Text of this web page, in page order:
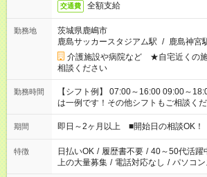
交通費 全額支給
勤務地
茨城県鹿嶋市
鹿島サッカースタジアム駅 / 鹿島神宮
介護施設や病院など ★自宅近くの
相談ください
勤務時間
【シフト例】 07:00～16:00 09:00～18:00
は一例です！その他シフトもご相談くだ
期間 即日～2ヶ月以上 ■開始日の相談OK！
特徴 日払いOK / 履歴書不要 / 40～50代活躍
上の大量募集 / 電話対応なし / パソコ